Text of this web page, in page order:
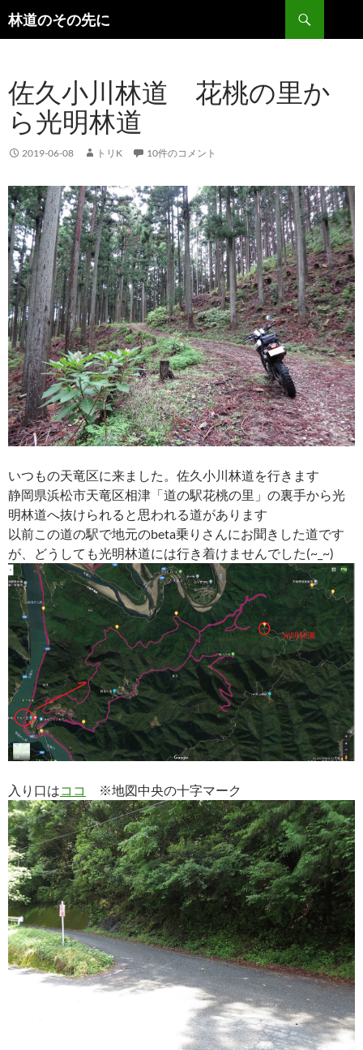
林道のその先に
検
索
ン
ツ
へ
キ
プ
佐久小川林道 花桃の里か
ら光明林道
2019-06-08 トリK 10件のコメント
いつもの天竜区に来ました。佐久小川林道を行きます
静岡県浜松市天竜区相津「道の駅花桃の里」の裏手から光
明林道へ抜けられると思われる道があります
以前この道の駅で地元のbeta乗りさんにお聞きした道です
が、どうしても光明林道には行き着けませんでした(~_~)
入り口はココ ※地図中央の十字マーク